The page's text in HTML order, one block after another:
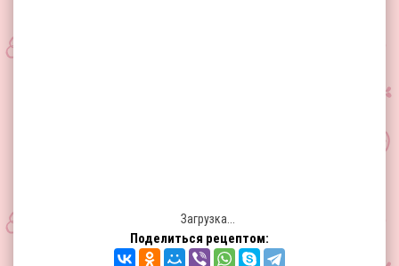
Загрузка...
Поделиться рецептом: